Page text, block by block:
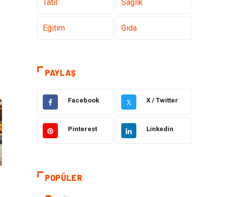
Tatil Sağlık
Eğitim Gıda
Tanıtıcı Reklam
Makine Giyim
Kültür Organizasyon
Finans & Ekonomi
PAYLAŞ
Facebook X X / Twitter
Pinterest Linkedin
POPÜLER